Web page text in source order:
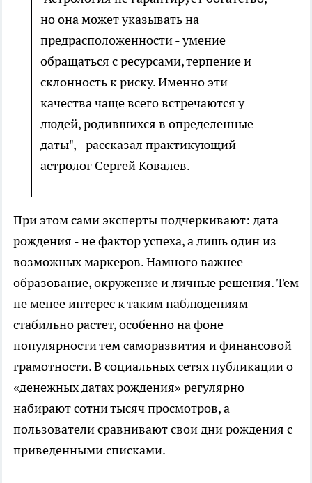
но она может указывать на
предрасположенности - умение
обращаться с ресурсами, терпение и
склонность к риску. Именно эти
качества чаще всего встречаются у
людей, родившихся в определенные
даты", - рассказал практикующий
астролог Сергей Ковалев.
При этом сами эксперты подчеркивают: дата
рождения - не фактор успеха, а лишь один из
возможных маркеров. Намного важнее
образование, окружение и личные решения. Тем
не менее интерес к таким наблюдениям
стабильно растет, особенно на фоне
популярности тем саморазвития и финансовой
грамотности. В социальных сетях публикации о
«денежных датах рождения» регулярно
набирают сотни тысяч просмотров, а
пользователи сравнивают свои дни рождения с
приведенными списками.